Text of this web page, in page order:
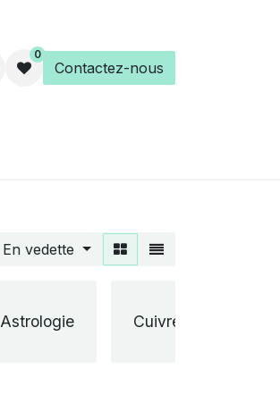
0
Contactez-nous
En vedette
Astrologie Cuivre